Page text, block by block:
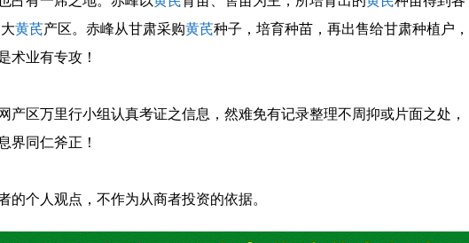
黄芪产区。赤峰从甘肃采购黄芪种子，培育种苗，再出售给甘肃种植户，
术业有专攻！
产区万里行小组认真考证之信息，然难免有记录整理不周抑或片面之处，
界同仁斧正！
的个人观点，不作为从商者投资的依据。